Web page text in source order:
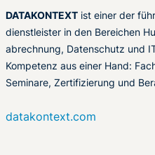
DATAKONTEXT ist einer der
dienstleister in den Bereichen
abrechnung, Datenschutz und
Kompetenz aus einer Hand:
Seminare, Zertifizierung und
datakontext.com